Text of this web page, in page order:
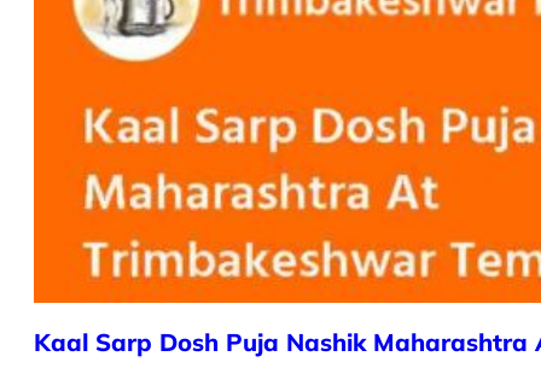
Kaal Sarp Dosh Puja Nashik Maharashtra